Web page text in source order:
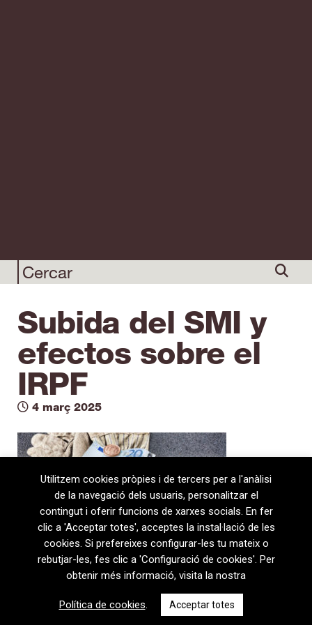
Subida del SMI y
efectos sobre el
IRPF
4 març 2025
08720 Vilafranca del Penedès · General Prim 5, 2n · Barcelona
T+34 938 170 417 ·
+34 938 170 301
Utilitzem cookies pròpies i de tercers per a l'anàlisi
de la navegació dels usuaris, personalitzar el
contingut i oferir funcions de xarxes socials. En fer
clic a 'Acceptar totes', acceptes la instal·lació de les
cookies. Si prefereixes configurar-les tu mateix o
rebutjar-les, fes clic a 'Configuració de cookies'. Per
obtenir més informació, visita la nostra
Política de cookies. Acceptar totes